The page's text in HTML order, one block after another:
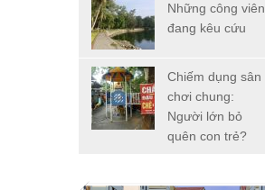
Những công viên
đang kêu cứu
Chiếm dụng sân
chơi chung:
Người lớn bỏ
quên con trẻ?